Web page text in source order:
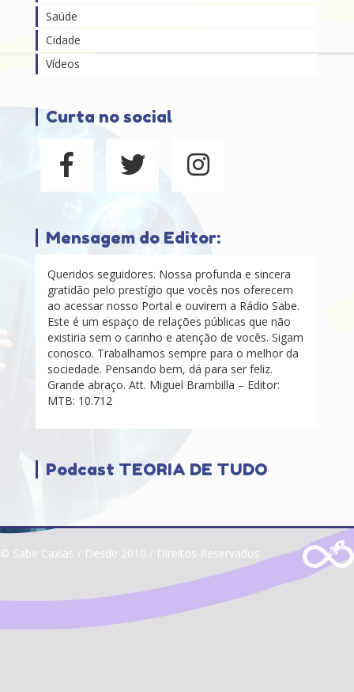
Saúde
Cidade
Vídeos
Curta no social
Mensagem do Editor:
Queridos seguidores. Nossa profunda e sincera
gratidão pelo prestígio que vocês nos oferecem
ao acessar nosso Portal e ouvirem a Rádio Sabe.
Este é um espaço de relações públicas que não
existiria sem o carinho e atenção de vocês. Sigam
conosco. Trabalhamos sempre para o melhor da
sociedade. Pensando bem, dá para ser feliz.
Grande abraço. Att. Miguel Brambilla – Editor:
MTB: 10.712
Podcast TEORIA DE TUDO
© Sabe Caxias / Desde 2010 / Direitos Reservados